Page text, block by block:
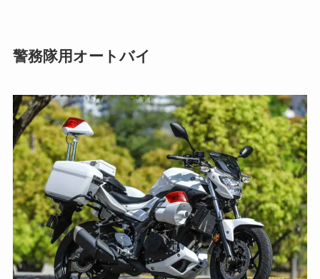
警務隊用オートバイ